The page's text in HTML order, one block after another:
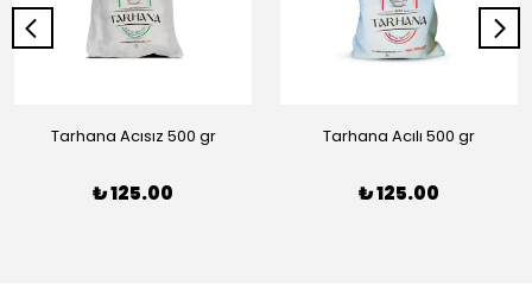
Tarhana Acısız 500 gr
₺ 125.00
Tarhana Acılı 500 gr
₺ 125.00